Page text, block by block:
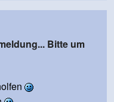
Bitte um